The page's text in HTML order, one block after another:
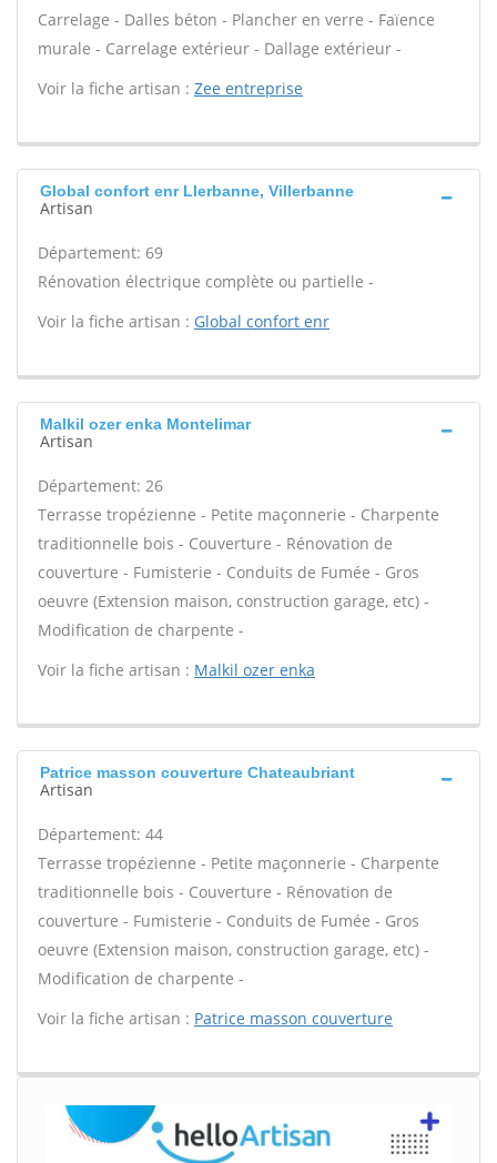
Carrelage - Dalles béton - Plancher en verre - Faïence
murale - Carrelage extérieur - Dallage extérieur -
Voir la fiche artisan : Zee entreprise
Global confort enr Llerbanne, Villerbanne
Artisan
Département: 69
Rénovation électrique complète ou partielle -
Voir la fiche artisan : Global confort enr
Malkil ozer enka Montelimar
Artisan
Département: 26
Terrasse tropézienne - Petite maçonnerie - Charpente
traditionnelle bois - Couverture - Rénovation de
couverture - Fumisterie - Conduits de Fumée - Gros
oeuvre (Extension maison, construction garage, etc) -
Modification de charpente -
Voir la fiche artisan : Malkil ozer enka
Patrice masson couverture Chateaubriant
Artisan
Département: 44
Terrasse tropézienne - Petite maçonnerie - Charpente
traditionnelle bois - Couverture - Rénovation de
couverture - Fumisterie - Conduits de Fumée - Gros
oeuvre (Extension maison, construction garage, etc) -
Modification de charpente -
Voir la fiche artisan : Patrice masson couverture